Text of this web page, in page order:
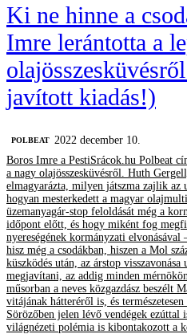
Ki ne hinne a
Imre lerántotta a
javított kiadás!)
‎POLBEAT
2022 december 10.
Boros Imre a PestiSrácok.hu Polbeat
a nagy olajösszesküvésről. Huth
elmagyarázta, milyen játszma zajlik az
hogyan mesterkedett a magyar
üzemanyagár-stop feloldását még a
időpont előtt, és hogy miként fog
nyereségének kormányzati
hisz még a csodákban, hiszen a Mol
küszködés után, az árstop
megjavítani, az addig minden
műsorban a neves közgazdász beszélt
vitájának hátteréről is, és
Sörözőben jelen lévő vendégek ezúttal
világnézeti polémia is kibontakozott a